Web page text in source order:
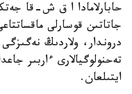
حابارلامادا ا ق ش-قا
جاتاتىن قوسارلى
دروندار، ولاردىڭ
تەحنولوگيالارى ءاربىر
ايتىلعان.